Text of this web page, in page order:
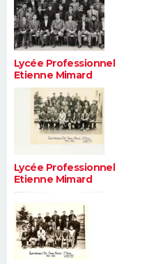
Lycée Professionnel
Etienne Mimard
Lycée Professionnel
Etienne Mimard